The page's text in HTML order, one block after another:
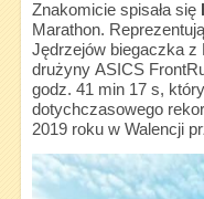
Znakomicie spisała się
Marathon.
Jędrzejów biegaczka z
drużyny ASICS
godz. 41 min 17 s,
dotychczasowego
2019 roku w Walencji